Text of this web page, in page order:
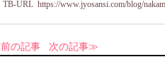
TB-URL https://www.jyosansi.com/blog/
前の記事 次の記事